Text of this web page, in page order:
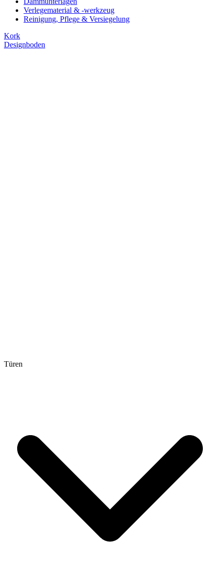
Verlegematerial & -werkzeug
Reinigung, Pflege & Versiegelung
Kork
Designboden
Türen